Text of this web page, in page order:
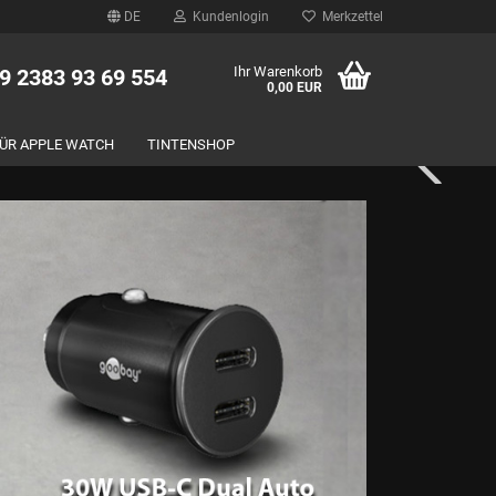
DE Kundenlogin
vergessen?
Merkzettel
2383 93 69 554 Ihr Warenkorb
0,00 EUR
APPLE WATCH TINTENSHOP